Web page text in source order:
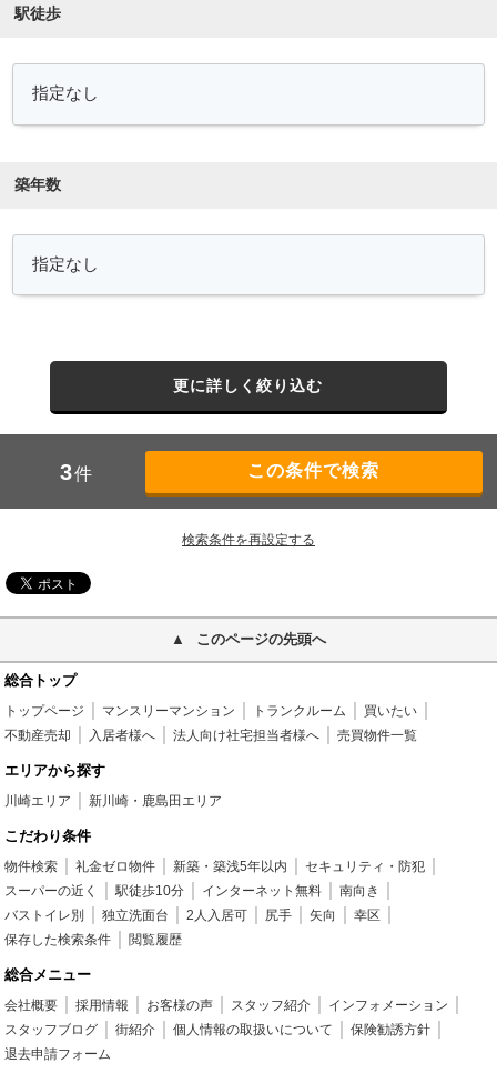
駅徒歩
築年数
更に詳しく絞り込む
3件
検索条件を再設定する
このページの先頭へ
総合トップ
トップページ マンスリーマンション トランクルーム
買いたい
不動産売却
入居者様へ 法人向け社宅担当者様へ 売買物件一覧
エリアから探す
川崎エリア 新川崎・鹿島田エリア
こだわり条件
物件検索 礼金ゼロ物件 新築・築浅5年以内
セキュリティ・防犯
スーパーの近く
駅徒歩10分 インターネット無料
南向き
バストイレ別
独立洗面台 2人入居可 尻手 矢向
幸区
保存した検索条件
閲覧履歴
総合メニュー
会社概要 採用情報 お客様の声 スタッフ紹介
インフォメーション
スタッフブログ
街紹介 個人情報の取扱いについて
保険勧誘方針
退去申請フォーム